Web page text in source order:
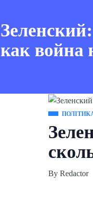
как война
By Redactor